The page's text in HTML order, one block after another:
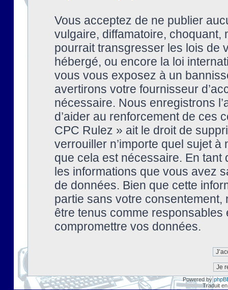
Vous acceptez de ne publier
vulgaire, diffamatoire, choquant,
pourrait transgresser les lois de
hébergé, ou encore la loi
vous vous exposez à un
avertirons votre fournisseur
nécessaire. Nous enregistrons
d’aider au renforcement de ces
CPC Rulez » ait le droit de
verrouiller n’importe quel sujet à
que cela est nécessaire. En tant
les informations que vous avez
de données. Bien que cette
partie sans votre
être tenus comme
compromettre vos données.
Powered by
Traduit